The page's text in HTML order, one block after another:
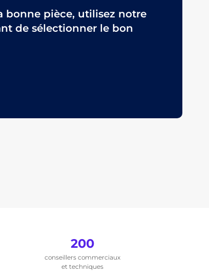
bonne pièce, utilisez notre
de sélectionner le bon
200
conseillers commerciaux
et techniques